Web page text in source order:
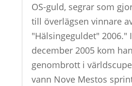
OS-guld, segrar som
till överlägsen vinnare
"Hälsingeguldet" 2006." I
december 2005 kom
genombrott i
vann Nove Mestos